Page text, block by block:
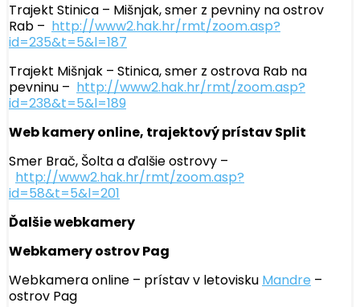
Trajekt Stinica – Mišnjak, smer z pevniny na ostrov
Rab – http://www2.hak.hr/rmt/zoom.asp?
id=235&t=5&l=187
Trajekt Mišnjak – Stinica, smer z ostrova Rab na
pevninu – http://www2.hak.hr/rmt/zoom.asp?
id=238&t=5&l=189
Web kamery online, trajektový prístav Split
Smer Brač, Šolta a ďalšie ostrovy –
http://www2.hak.hr/rmt/zoom.asp?
id=58&t=5&l=201
Ďalšie webkamery
Webkamery ostrov Pag
Webkamera online – prístav v letovisku Mandre –
ostrov Pag